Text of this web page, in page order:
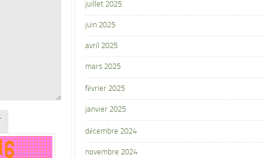
juillet 2025
juin 2025
avril 2025
mars 2025
février 2025
janvier 2025
décembre 2024
novembre 2024